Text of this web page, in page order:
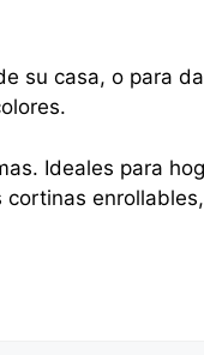
su casa, o para
Ideales para